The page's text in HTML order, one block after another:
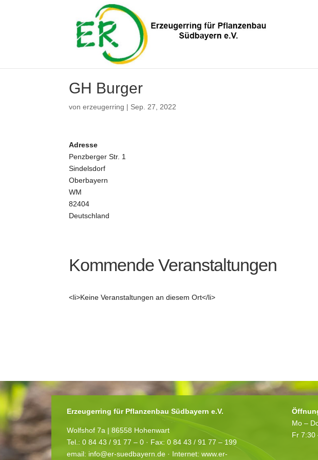
GH Burger
vonerzeugerring | Sep. 27, 2022
Adresse
Penzberger Str. 1
Sindelsdorf
Oberbayern
WM
82404
Deutschland
Kommende Veranstaltungen
<li>Keine Veranstaltungen an diesem Ort</li>
Erzeugerring für Pflanzenbau Südbayern e.V.
Wolfshof 7a | 86558 Hohenwart
Tel.: 0 84 43 / 91 77 – 0 · Fax: 0 84 43 / 91 77 – 199
email: info@er-suedbayern.de · Internet: www.er-
Mo –
Fr 7:30